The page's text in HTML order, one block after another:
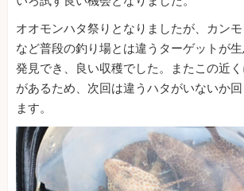
オオモンハタ祭りとなりましたが、カン
など普段の釣り場とは違うターゲットが
発見でき、良い収穫でした。またこの近
があるため、次回は違うハタがいないか
ます。